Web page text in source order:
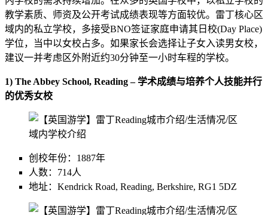
教学素质、师资及公开考试成绩表现等方面较优。雷丁核心区
域内的私立学校，多接受BNO签证家庭申请其日校(Day Place)
学位，当中以女校占多。如果家长会选择让子女入读男女校，
建议一并考虑区外附近约30分钟至一小时车程的学校。
1) The Abbey School, Reading – 学术成绩与培养个人技能并行
的优秀女校
创校年份：1887年
人数：714人
地址：Kendrick Road, Reading, Berkshire, RG1 5DZ